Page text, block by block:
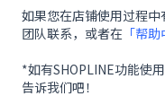
如果您在店铺使用过程
团队联系，或者在 「帮助
*如有SHOPLINE功能使
告诉我们吧！